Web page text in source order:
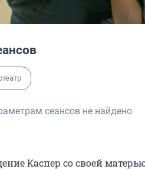
сеансов не найдено
Каспер со своей